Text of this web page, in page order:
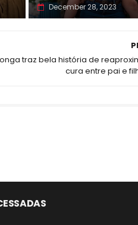
December 28, 2023
traz bela história de
cura entre pai e